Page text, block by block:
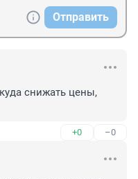
Отправить
снижать цены,
+0 –0